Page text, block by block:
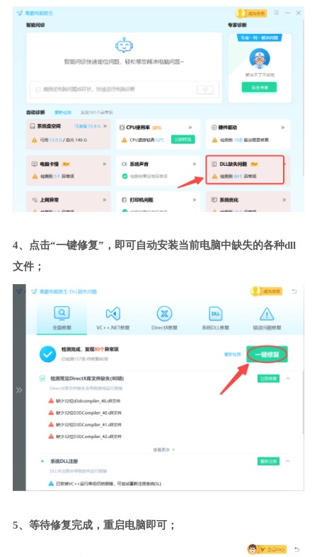
4、点击“一键修复”，即可自动安装当前电脑中缺失的各种dll
文件；
5、等待修复完成，重启电脑即可；